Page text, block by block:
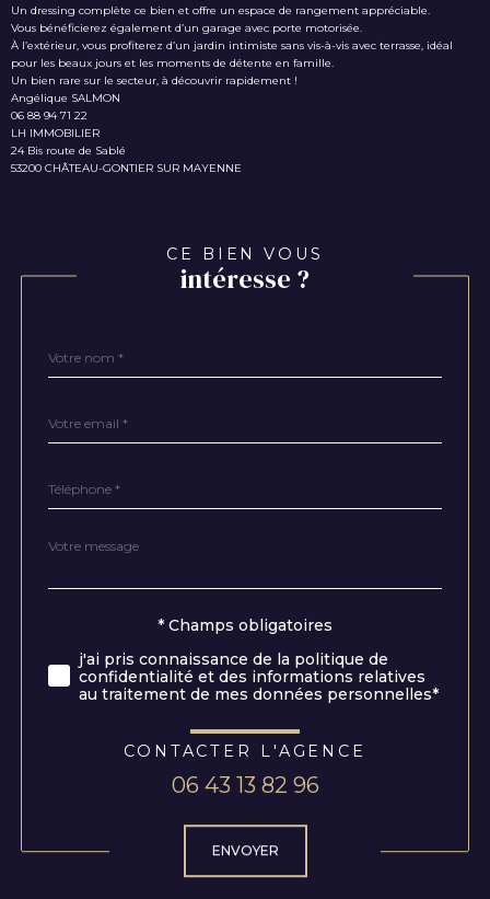
Un dressing complète ce bien et offre un espace de rangement appréciable.
Vous bénéficierez également d’un garage avec porte motorisée.
À l’extérieur, vous profiterez d’un jardin intimiste sans vis-à-vis avec terrasse, idéal
pour les beaux jours et les moments de détente en famille.
Un bien rare sur le secteur, à découvrir rapidement !
Angélique SALMON
06 88 94 71 22
LH IMMOBILIER
24 Bis route de Sablé
53200 CHÂTEAU-GONTIER SUR MAYENNE
CE BIEN VOUS
intéresse ?
par
*
*
*
Fieldset
Message
*
* Champs obligatoires
j'ai pris connaissance de la politique de
confidentialité et des informations relatives
au traitement de mes données personnelles*
CONTACTER L'AGENCE
06 43 13 82 96
ENVOYER